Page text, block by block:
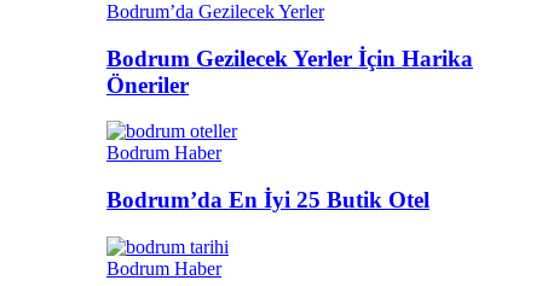
Bodrum’da Gezilecek Yerler
Bodrum Gezilecek Yerler İçin Harika
Öneriler
Bodrum Haber
Bodrum’da En İyi 25 Butik Otel
Bodrum Haber